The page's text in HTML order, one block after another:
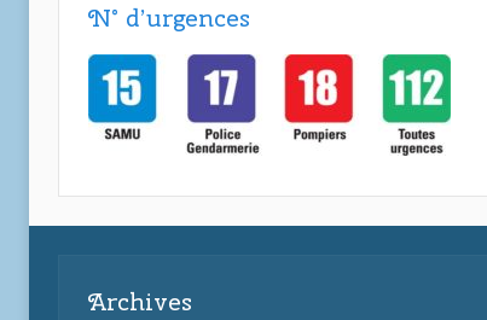
N° d’urgences
Archives